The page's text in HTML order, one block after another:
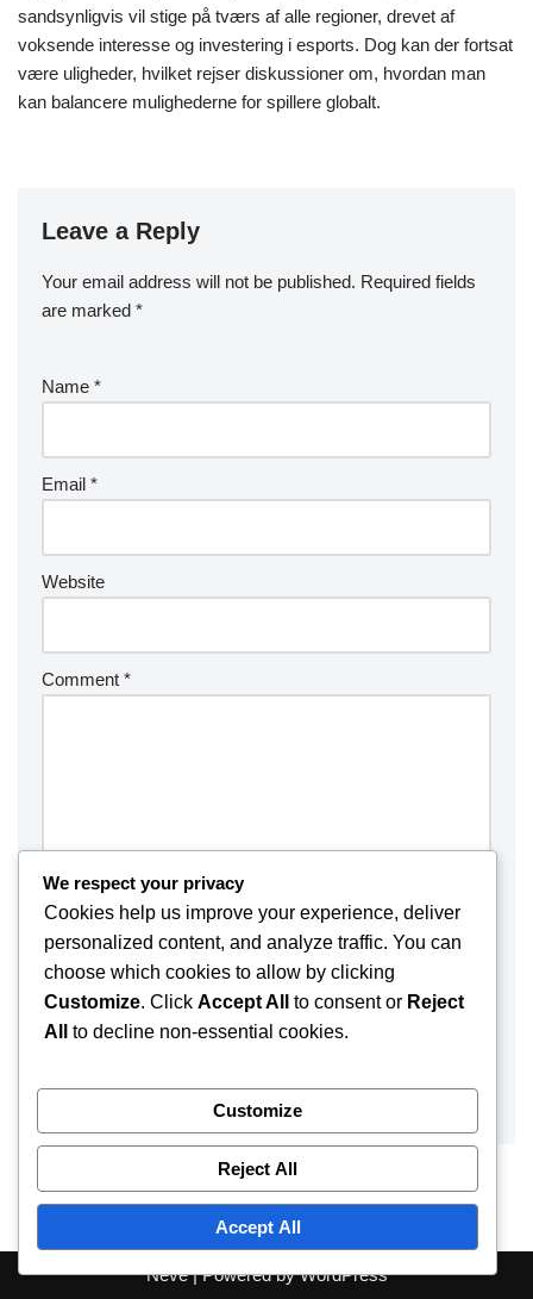
sandsynligvis vil stige på tværs af alle regioner, drevet af
voksende interesse og investering i esports. Dog kan der fortsat
være uligheder, hvilket rejser diskussioner om, hvordan man
kan balancere mulighederne for spillere globalt.
Leave a Reply
Your email address will not be published. Required fields
are marked *
Name *
Email *
Website
Comment *
Save my name, email, and website in this browser for the
next time I comment.
Neve| Powered byWordPress
We respect your privacy
Cookies help us improve your experience, deliver
personalized content, and analyze traffic. You can
choose which cookies to allow by clicking
Customize. Click Accept All to consent or Reject
All
to decline non-essential cookies.
Customize
Reject All
Accept All